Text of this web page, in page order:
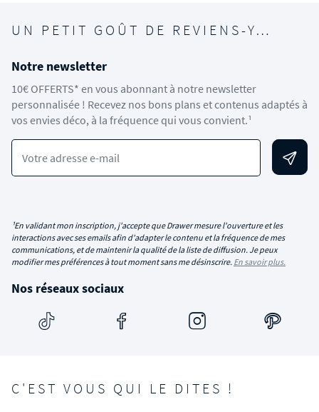
UN PETIT GOÛT DE REVIENS-Y…
Notre newsletter
10€ OFFERTS* en vous abonnant à notre newsletter
personnalisée ! Recevez nos bons plans et contenus adaptés à
vos envies déco, à la fréquence qui vous convient.¹
Votre adresse e-mail
¹En validant mon inscription, j'accepte que Drawer mesure l'ouverture et les
interactions avec ses emails afin d'adapter le contenu et la fréquence de mes
communications, et de maintenir la qualité de la liste de diffusion. Je peux
modifier mes préférences à tout moment sans me désinscrire. En savoir plus.
Nos réseaux sociaux
C'EST VOUS QUI LE DITES !